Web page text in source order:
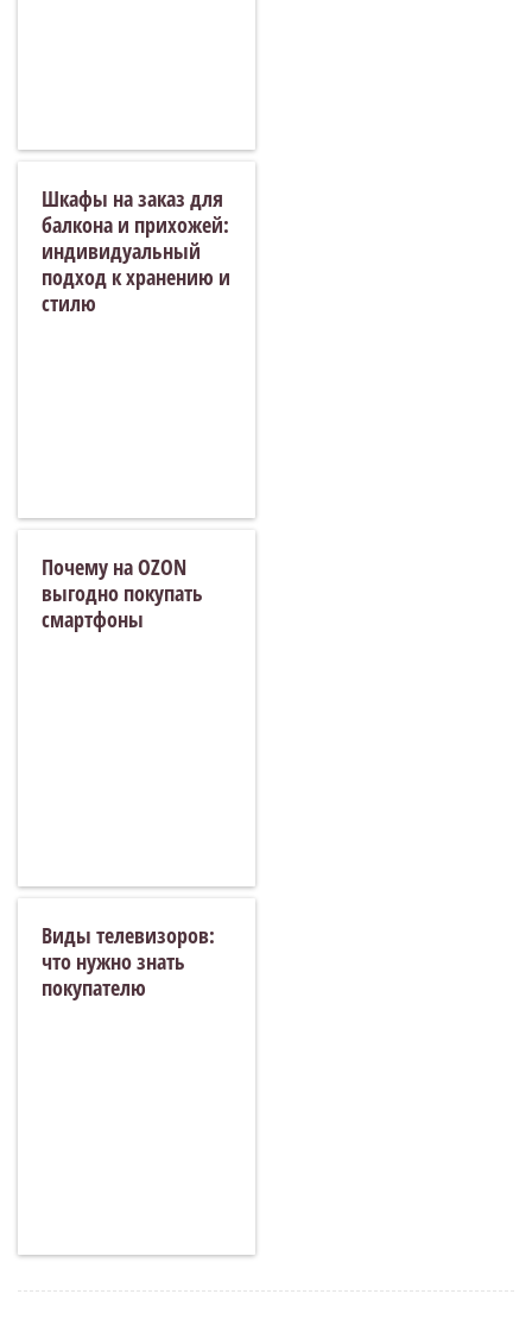
Шкафы на заказ для
балкона и прихожей:
индивидуальный
подход к хранению и
стилю
Почему на OZON
выгодно покупать
смартфоны
Виды телевизоров:
что нужно знать
покупателю